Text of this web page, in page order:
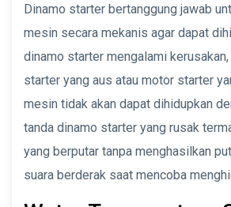
Dinamo starter bertanggung jawab
mesin secara mekanis agar dapat
dinamo starter mengalami
starter yang aus atau motor starter
mesin tidak akan dapat dihidupkan
tanda dinamo starter yang rusak
yang berputar tanpa menghasilkan
suara berderak saat mencoba